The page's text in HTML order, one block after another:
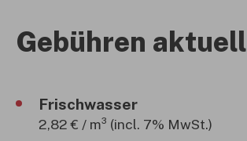
Gebühren aktuell
Frischwasser
2,82 € / m³ (incl. 7% MwSt.)